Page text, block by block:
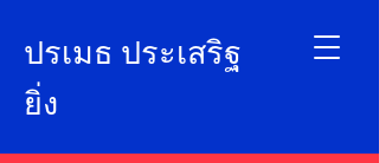
ปรเมธ ประเสริฐ
ยิ่ง